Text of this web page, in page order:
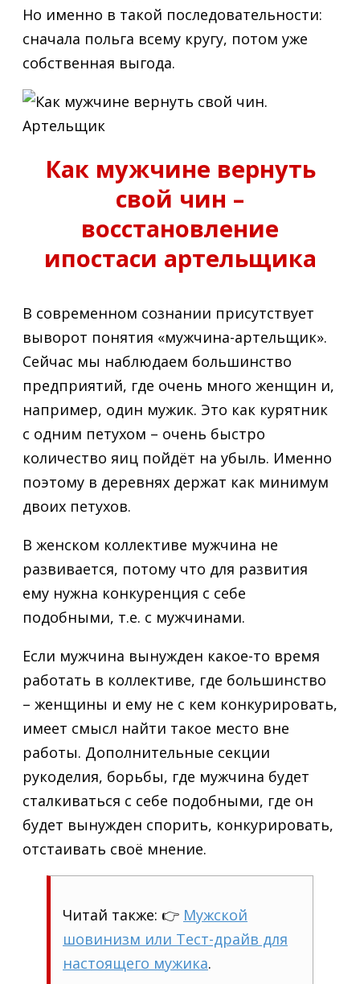
Но именно в такой последовательности:
сначала польга всему кругу, потом уже
собственная выгода.
Как мужчине вернуть
свой чин –
восстановление
ипостаси артельщика
В современном сознании присутствует
выворот понятия «мужчина-артельщик».
Сейчас мы наблюдаем большинство
предприятий, где очень много женщин и,
например, один мужик. Это как курятник
с одним петухом – очень быстро
количество яиц пойдёт на убыль. Именно
поэтому в деревнях держат как минимум
двоих петухов.
В женском коллективе мужчина не
развивается, потому что для развития
ему нужна конкуренция с себе
подобными, т.е. с мужчинами.
Если мужчина вынужден какое-то время
работать в коллективе, где большинство
– женщины и ему не с кем конкурировать,
имеет смысл найти такое место вне
работы. Дополнительные секции
рукоделия, борьбы, где мужчина будет
сталкиваться с себе подобными, где он
будет вынужден спорить, конкурировать,
отстаивать своё мнение.
Читай также: 👉 Мужской
шовинизм или Тест-драйв для
настоящего мужика.